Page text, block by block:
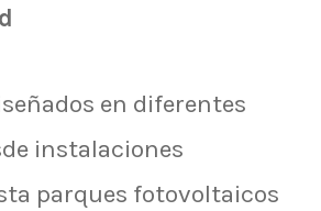
en diferentes
instalaciones
parques fotovoltaicos